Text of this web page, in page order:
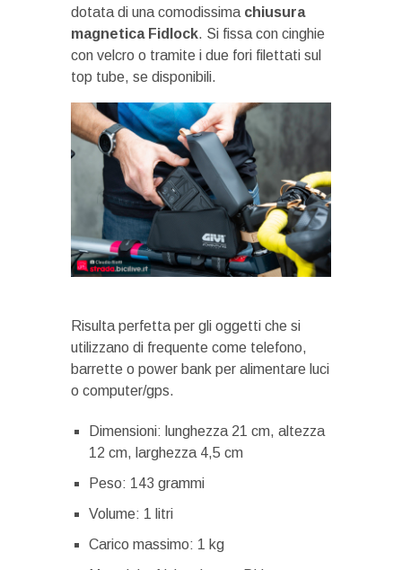
dotata di una comodissima chiusura
magnetica Fidlock. Si fissa con cinghie
con velcro o tramite i due fori filettati sul
top tube, se disponibili.
Risulta perfetta per gli oggetti che si
utilizzano di frequente come telefono,
barrette o power bank per alimentare luci
o computer/gps.
Dimensioni: lunghezza 21 cm, altezza
12 cm, larghezza 4,5 cm
Peso: 143 grammi
Volume: 1 litri
Carico massimo: 1 kg